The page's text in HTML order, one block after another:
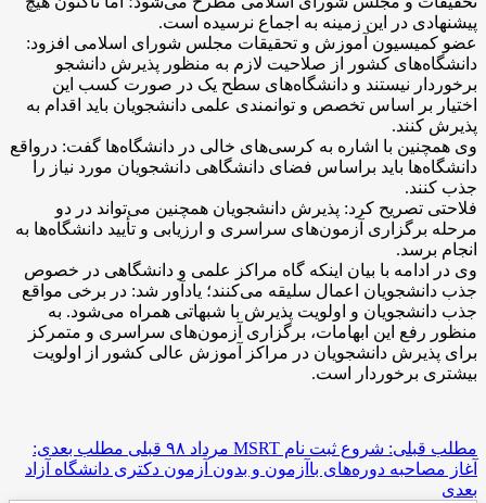
پیشنهادی در این زمینه به اجماع نرسیده است.
عضو کمیسیون آموزش و تحقیقات مجلس شورای اسلامی افزود:
دانشگاه‌های کشور از صلاحیت لازم به منظور پذیرش دانشجو
برخوردار نیستند و دانشگاه‌های سطح یک در صورت کسب این
اختیار بر اساس تخصص و توانمندی علمی دانشجویان باید اقدام به
پذیرش کنند.
وی همچنین با اشاره به کرسی‌های خالی در دانشگاه‌ها گفت: درواقع
دانشگاه‌ها باید براساس فضای دانشگاهی دانشجویان مورد نیاز را
جذب کنند.
فلاحتی تصریح کرد: پذیرش دانشجویان همچنین می‌تواند در دو
مرحله برگزاری آزمون‌های سراسری و ارزیابی و تأیید دانشگاه‌ها به
انجام برسد.
وی در ادامه با بیان اینکه گاه مراکز علمی و دانشگاهی در خصوص
جذب دانشجویان اعمال سلیقه می‌کنند؛ یادآور شد: در برخی مواقع
جذب دانشجویان و اولویت پذیرش با شبهاتی همراه می‌شود. به
منظور رفع این ابهامات، برگزاری آزمون‌های سراسری و متمرکز
برای پذیرش دانشجویان در مراکز آموزش عالی کشور از اولویت
بیشتری برخوردار است.
مطلب قبلی: شروع ثبت نام MSRT مرداد ۹۸ قبلی مطلب بعدی:
آغاز مصاحبه دوره‌های باآزمون و بدون آزمون دکتری دانشگاه آزاد
بعدی